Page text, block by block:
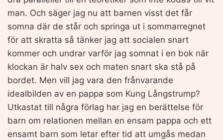
man. Och säger jag nu att barnen visst det får
somna där de står och springa ut i sommarregnet
för att skratta så tänker jag att socialen snart
kommer och undrar varför jag somnat i en bok när
klockan är halv sex och maten snart ska stå på
bordet. Men vill jag vara den frånvarande
idealbilden av en pappa som Kung Långstrump?
Utkastat till några förlag har jag en berättelse för
barn om relationen mellan en ensam pappa och ett
ensamt barn som letar efter tid att umgås medan